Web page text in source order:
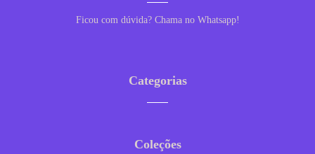
Ficou com dúvida? Chama no Whatsapp!
Categorias
Coleções